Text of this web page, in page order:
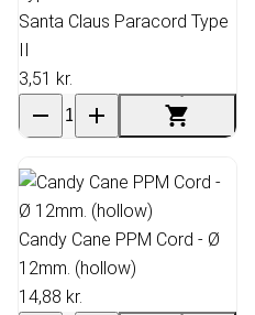
Santa Claus Paracord Type
II
3,51 kr.
Candy Cane PPM Cord - Ø
12mm. (hollow)
14,88 kr.